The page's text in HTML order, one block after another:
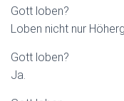
Gott loben?
Loben nicht nur
Gott loben?
Ja.